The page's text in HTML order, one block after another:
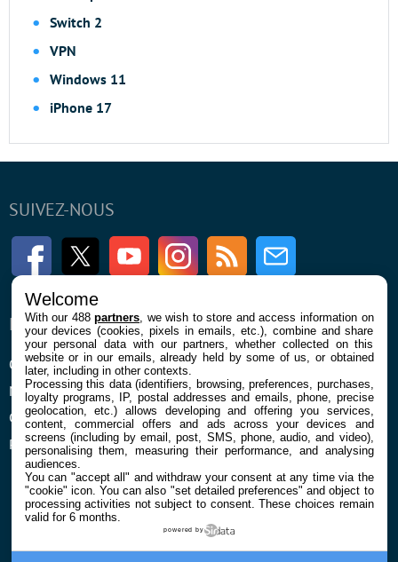
Switch 2
VPN
Windows 11
iPhone 17
SUIVEZ-NOUS
FacebookTwitter Youtube InstagramRSS Newsletter
ENTREPRISE
Qui sommes nous
Mentions légales et CGU
Confidentialité et Cookies
Préférences cookies
À PROPOS
La rédaction
Contact
Welcome
With our 488partners , we wish to store and access information on
your devices (cookies, pixels in emails, etc.), combine and share
your personal data with our partners, whether collected on this
website or in our emails, already held by some of us, or obtained
later, including in other contexts.
Processing this data (identifiers, browsing, preferences, purchases,
loyalty programs, IP, postal addresses and emails, phone, precise
geolocation, etc.) allows developing and offering you services,
content, commercial offers and ads across your devices and
screens (including by email, post, SMS, phone, audio, and video),
personalising them, measuring their performance, and analysing
audiences.
You can "accept all" and withdraw your consent at any time via the
"cookie" icon. You can also "set detailed preferences" and object to
processing activities not subject to consent. These choices remain
valid for 6 months.
powered by